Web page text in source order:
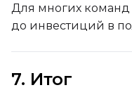
Для многих
до инвестиций в
7. Итог